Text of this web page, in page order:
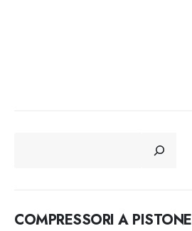
COMPRESSORI A PISTONE